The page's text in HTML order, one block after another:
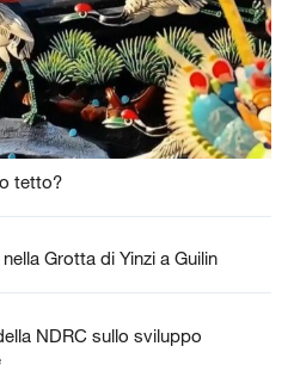
tetto?
Grotta di Yinzi a Guilin
NDRC sullo sviluppo